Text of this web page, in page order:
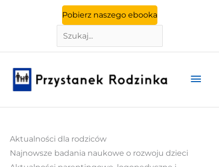
Pobierz naszego ebooka
Szukaj
Aktualności dla rodziców
Najnowsze badania naukowe o rozwoju dzieci